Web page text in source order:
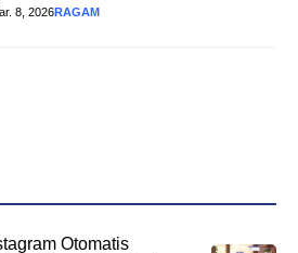
8, 2026RAGAM
Otomatis